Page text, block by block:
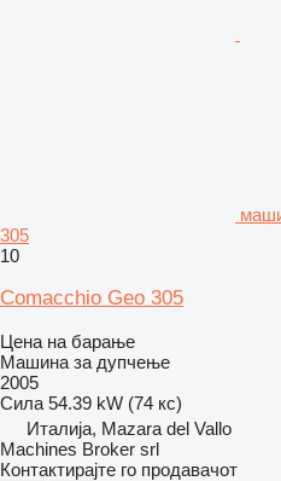
305
10
Comacchio Geo 305
Цена на барање
Машина за дупчење
2005
Сила 54.39 kW (74 кс)
Италија, Mazara del Vallo
Machines Broker srl
Контактирајте го продавачот